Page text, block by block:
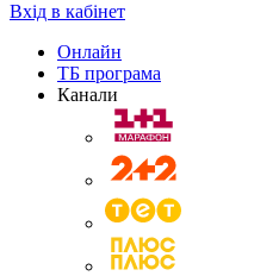
Вхід в кабінет
Онлайн
ТБ програма
Канали